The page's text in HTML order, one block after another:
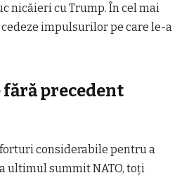
nicăieri cu Trump. În cel mai
cedeze impulsurilor pe care le-a
precedent
considerabile pentru a
ultimul summit NATO, toți